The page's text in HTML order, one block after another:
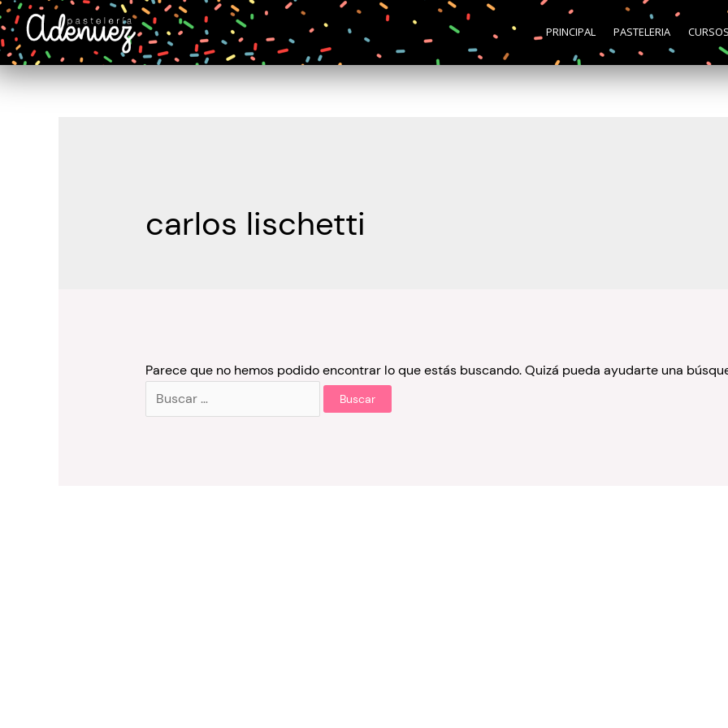
PRINCIPAL PASTELERIA
carlos lischetti
Parece que no hemos podido encontrar lo que estás buscando. Quizá pueda ayudarte una